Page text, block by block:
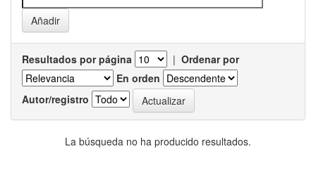
Resultados por página | Ordenar por
En orden
Autor/registro
La búsqueda no ha producido resultados.